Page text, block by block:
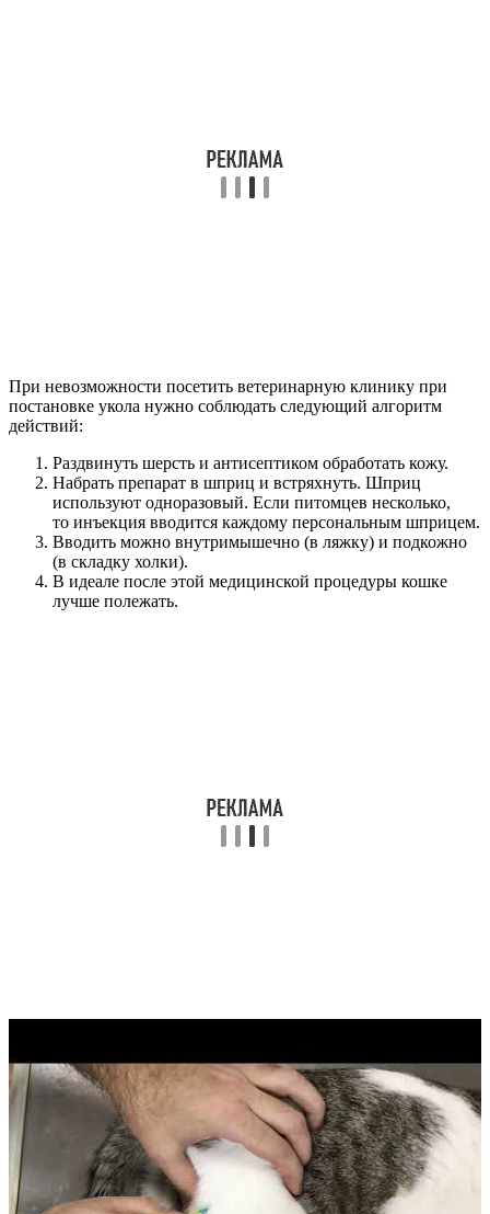
При невозможности посетить ветеринарную клинику при
постановке укола нужно соблюдать следующий алгоритм
действий:
Раздвинуть шерсть и антисептиком обработать кожу.
Набрать препарат в шприц и встряхнуть. Шприц
используют одноразовый. Если питомцев несколько,
то инъекция вводится каждому персональным шприцем.
Вводить можно внутримышечно (в ляжку) и подкожно
(в складку холки).
В идеале после этой медицинской процедуры кошке
лучше полежать.